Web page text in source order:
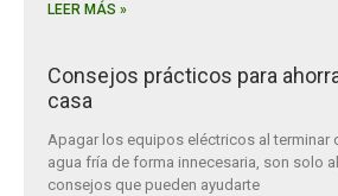
LEER MÁS »
Consejos prácticos para
casa
Apagar los equipos eléctricos al terminar
agua fría de forma innecesaria, son solo
consejos que pueden ayudarte